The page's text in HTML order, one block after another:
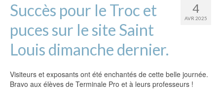
4
AVR 2025
Succès pour le Troc et
puces sur le site Saint
Louis dimanche dernier.
Visiteurs et exposants ont été enchantés de cette belle journée.
Bravo aux élèves de Terminale Pro et à leurs professeurs !